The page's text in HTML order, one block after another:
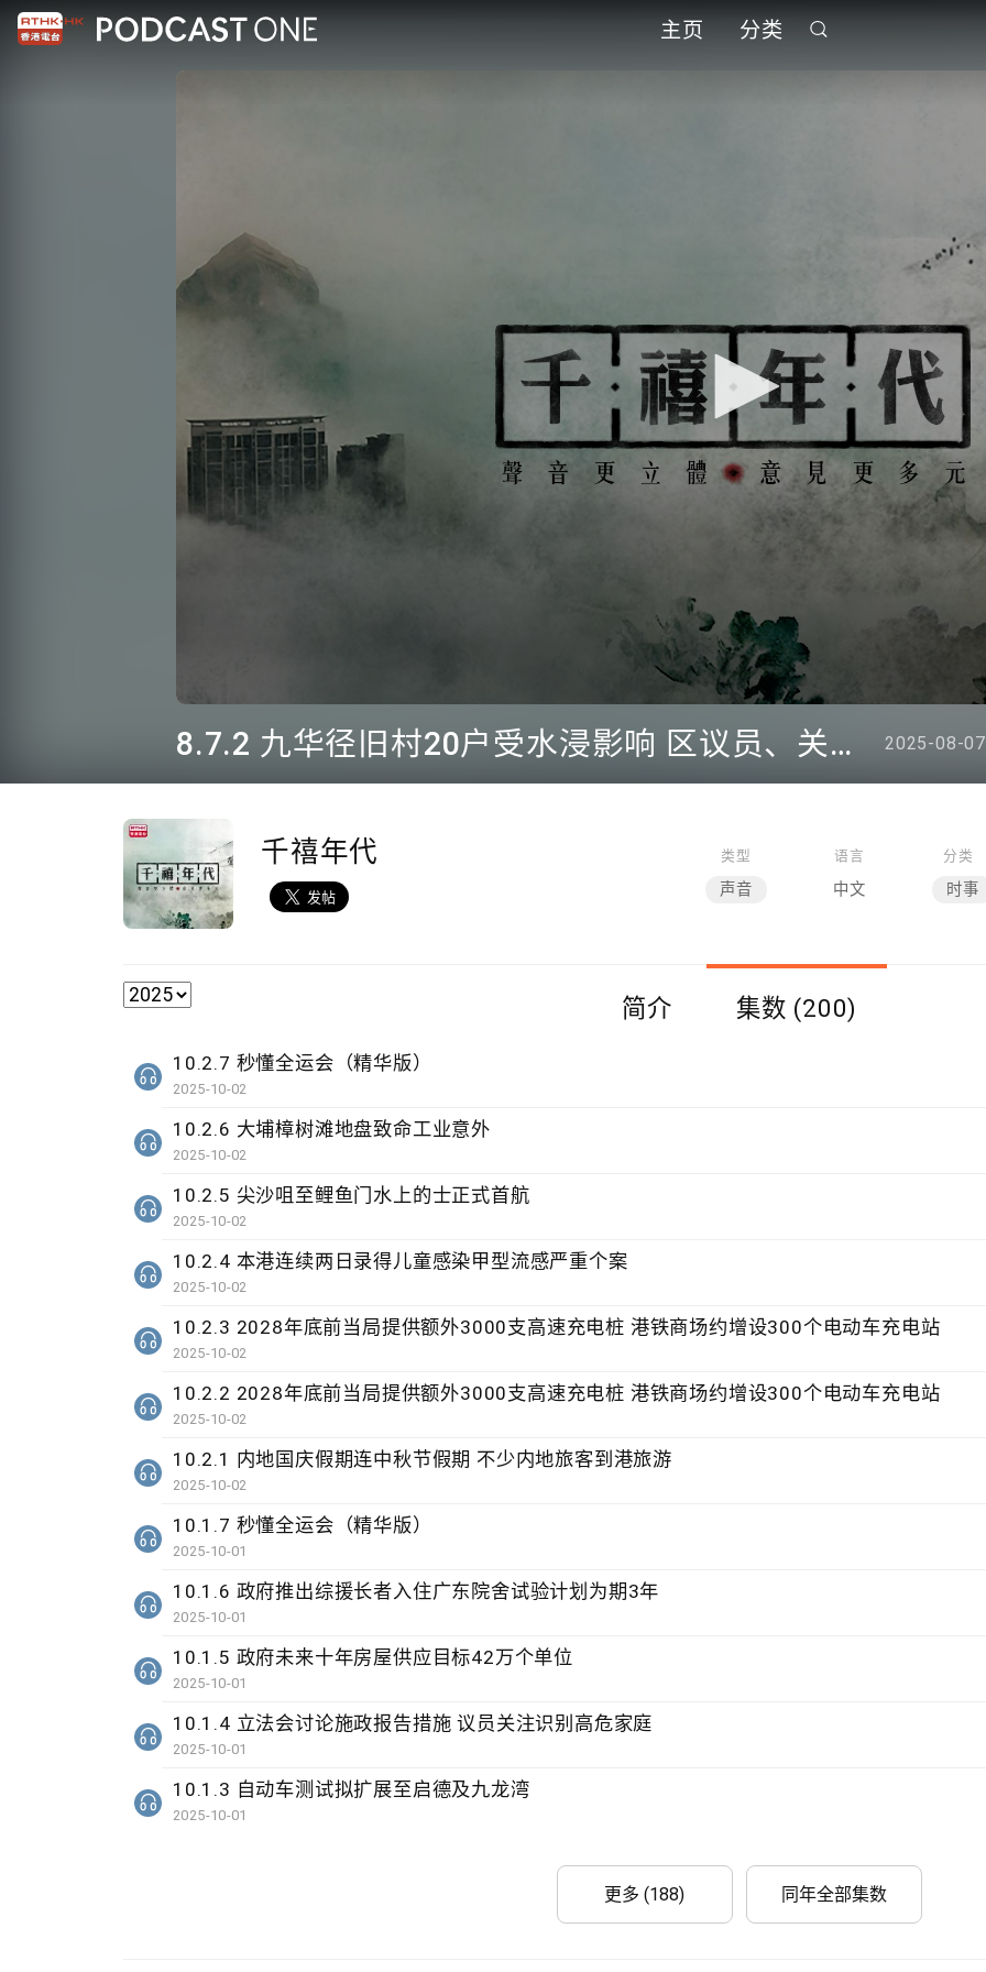
主页 分类
seconds
of
minutes,
second
8.7.2 九华径旧村20户受水浸影响 区议员、关爱队助申领援助金 2025-08-07
千禧年代 类型
声音
语言
中文
分类
时事
简介 集数 (200)
10.2.7 秒懂全运会（精华版）
2025-10-02
10.2.6 大埔樟树滩地盘致命工业意外
2025-10-02
10.2.5 尖沙咀至鲤鱼门水上的士正式首航
2025-10-02
10.2.4 本港连续两日录得儿童感染甲型流感严重个案
2025-10-02
10.2.3 2028年底前当局提供额外3000支高速充电桩 港铁商场约增设300个电动车充电站
2025-10-02
10.2.2 2028年底前当局提供额外3000支高速充电桩 港铁商场约增设300个电动车充电站
2025-10-02
10.2.1 内地国庆假期连中秋节假期 不少内地旅客到港旅游
2025-10-02
10.1.7 秒懂全运会（精华版）
2025-10-01
10.1.6 政府推出综援长者入住广东院舍试验计划为期3年
2025-10-01
10.1.5 政府未来十年房屋供应目标42万个单位
2025-10-01
10.1.4 立法会讨论施政报告措施 议员关注识别高危家庭
2025-10-01
10.1.3 自动车测试拟扩展至启德及九龙湾
2025-10-01
更多 (188) 同年全部集数